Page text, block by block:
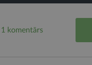
1 komentārs